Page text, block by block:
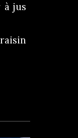
jus
in